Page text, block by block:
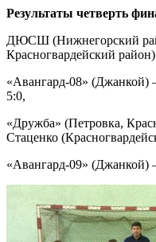
Результаты четверть
ДЮСШ (Нижнегорский
Красногвардейский
«Авангард-08»
5:0,
«Дружба» (Петровка,
Стаценко
«Авангард-09» (Джанкой)